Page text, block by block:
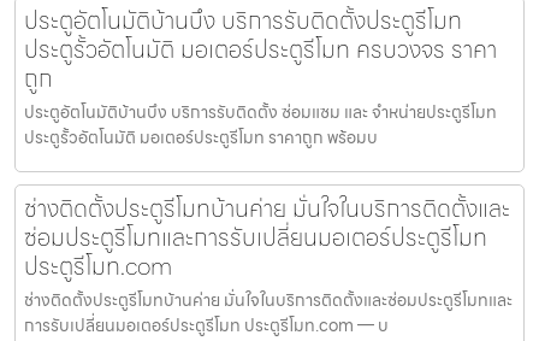
ประตูอัตโนมัติบ้านบึง บริการรับติดตั้งประตูรีโมท
ประตูรั้วอัตโนมัติ มอเตอร์ประตูรีโมท ครบวงจร ราคา
ถูก
ประตูอัตโนมัติบ้านบึง บริการรับติดตั้ง ซ่อมแซม และ จำหน่ายประตูรีโมท
ประตูรั้วอัตโนมัติ มอเตอร์ประตูรีโมท ราคาถูก พร้อมบ
ช่างติดตั้งประตูรีโมทบ้านค่าย มั่นใจในบริการติดตั้งและ
ซ่อมประตูรีโมทและการรับเปลี่ยนมอเตอร์ประตูรีโมท
ประตูรีโมท.com
ช่างติดตั้งประตูรีโมทบ้านค่าย มั่นใจในบริการติดตั้งและซ่อมประตูรีโมทและ
การรับเปลี่ยนมอเตอร์ประตูรีโมท ประตูรีโมท.com — บ